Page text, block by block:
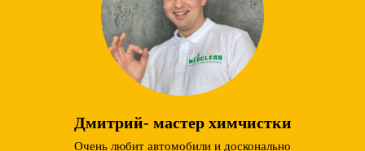
Дмитрий- мастер химчистки
Очень любит автомобили и досконально